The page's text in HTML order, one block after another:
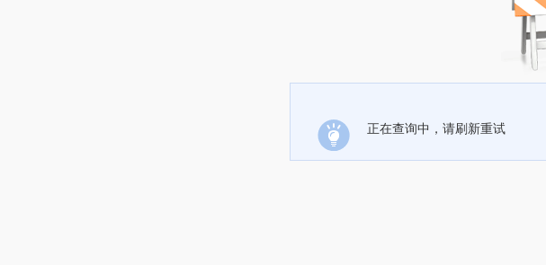
正在查询中，请刷新重试